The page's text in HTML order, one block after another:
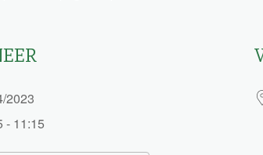
2023
- 11:15